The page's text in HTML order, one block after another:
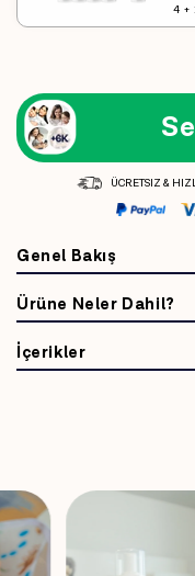
4 +
ÜCRETSIZ &
Genel Bakış
Ürüne Neler Dahil?
İçerikler